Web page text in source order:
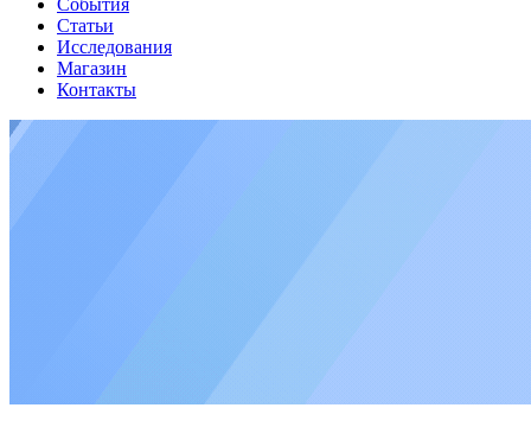
События
Статьи
Исследования
Магазин
Контакты